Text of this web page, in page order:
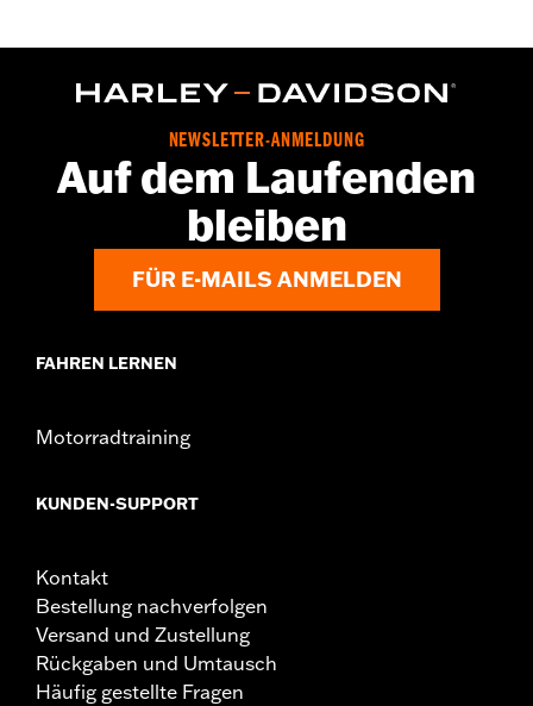
NEWSLETTER-ANMELDUNG
Auf dem Laufenden
bleiben
FÜR E-MAILS ANMELDEN
FAHREN LERNEN
Motorradtraining
KUNDEN-SUPPORT
Kontakt
Bestellung nachverfolgen
Versand und Zustellung
Rückgaben und Umtausch
Häufig gestellte Fragen